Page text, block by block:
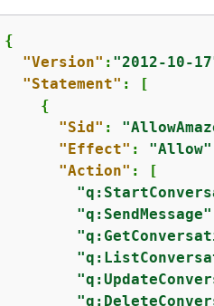
{
"Version" : "2012-10-
"Statement" : [
{
"Sid" :
"Effect" : "Allow"
"Action" : [
"q:SendMessage"